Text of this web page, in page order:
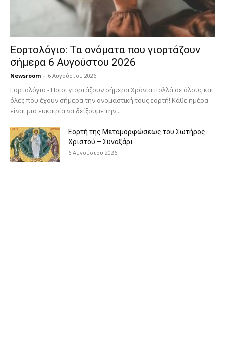
Εορτολόγιο: Τα ονόματα που γιορτάζουν
σήμερα 6 Αυγούστου 2026
Newsroom - 6 Αυγούστου 2026
Εορτολόγιο - Ποιοι γιορτάζουν σήμερα Χρόνια πολλά σε όλους και
όλες που έχουν σήμερα την ονομαστική τους εορτή! Κάθε ημέρα
είναι μια ευκαιρία να δείξουμε την...
Εορτή της Μεταμορφώσεως του Σωτήρος
Χριστού – Συναξάρι
6 Αυγούστου 2026